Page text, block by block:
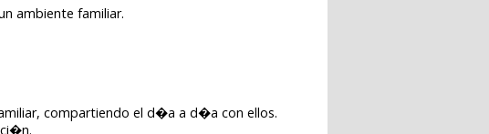
ambiente familiar.
compartiendo el d�a a d�a con ellos.